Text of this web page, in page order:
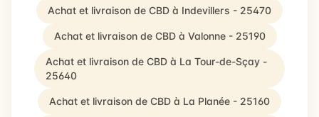
Achat et livraison de CBD à Indevillers - 25470
Achat et livraison de CBD à Valonne - 25190
Achat et livraison de CBD à La Tour-de-Sçay -
25640
Achat et livraison de CBD à La Planée - 25160